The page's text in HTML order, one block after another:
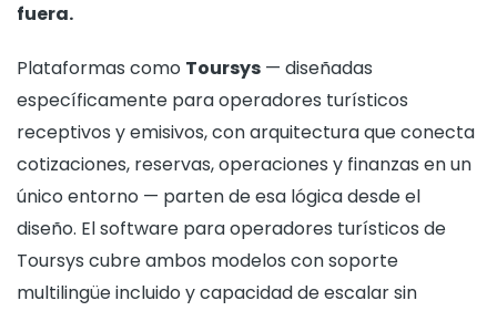
fuera.
Plataformas como Toursys — diseñadas
específicamente para operadores turísticos
receptivos y emisivos, con arquitectura que conecta
cotizaciones, reservas, operaciones y finanzas en un
único entorno — parten de esa lógica desde el
diseño. El software para operadores turísticos de
Toursys cubre ambos modelos con soporte
multilingüe incluido y capacidad de escalar sin